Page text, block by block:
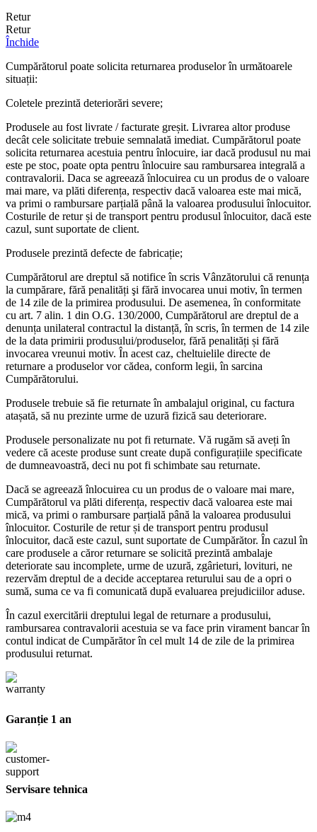
Retur
Retur
Închide
Cumpărătorul poate solicita returnarea produselor în următoarele
situații:
Coletele prezintă deteriorări severe;
Produsele au fost livrate / facturate greșit. Livrarea altor produse
decât cele solicitate trebuie semnalată imediat. Cumpărătorul poate
solicita returnarea acestuia pentru înlocuire, iar dacă produsul nu mai
este pe stoc, poate opta pentru înlocuire sau rambursarea integrală a
contravalorii. Daca se agreează înlocuirea cu un produs de o valoare
mai mare, va plăti diferența, respectiv dacă valoarea este mai mică,
va primi o rambursare parțială până la valoarea produsului înlocuitor.
Costurile de retur și de transport pentru produsul înlocuitor, dacă este
cazul, sunt suportate de client.
Produsele prezintă defecte de fabricație;
Cumpărătorul are dreptul să notifice în scris Vânzătorului că renunța
la cumpărare, fără penalități şi fără invocarea unui motiv, în termen
de 14 zile de la primirea produsului. De asemenea, în conformitate
cu art. 7 alin. 1 din O.G. 130/2000, Cumpărătorul are dreptul de a
denunța unilateral contractul la distanță, în scris, în termen de 14 zile
de la data primirii produsului/produselor, fără penalități și fără
invocarea vreunui motiv. În acest caz, cheltuielile directe de
returnare a produselor vor cădea, conform legii, în sarcina
Cumpărătorului.
Produsele trebuie să fie returnate în ambalajul original, cu factura
atașată, să nu prezinte urme de uzură fizică sau deteriorare.
Produsele personalizate nu pot fi returnate. Vă rugăm să aveți în
vedere că aceste produse sunt create după configurațiile specificate
de dumneavoastră, deci nu pot fi schimbate sau returnate.
Dacă se agreează înlocuirea cu un produs de o valoare mai mare,
Cumpărătorul va plăti diferența, respectiv dacă valoarea este mai
mică, va primi o rambursare parțială până la valoarea produsului
înlocuitor. Costurile de retur și de transport pentru produsul
înlocuitor, dacă este cazul, sunt suportate de Cumpărător. În cazul în
care produsele a căror returnare se solicită prezintă ambalaje
deteriorate sau incomplete, urme de uzură, zgârieturi, lovituri, ne
rezervăm dreptul de a decide acceptarea returului sau de a opri o
sumă, suma ce va fi comunicată după evaluarea prejudiciilor aduse.
În cazul exercitării dreptului legal de returnare a produsului,
rambursarea contravalorii acestuia se va face prin virament bancar în
contul indicat de Cumpărător în cel mult 14 de zile de la primirea
produsului returnat.
Garanție 1 an
Servisare tehnica